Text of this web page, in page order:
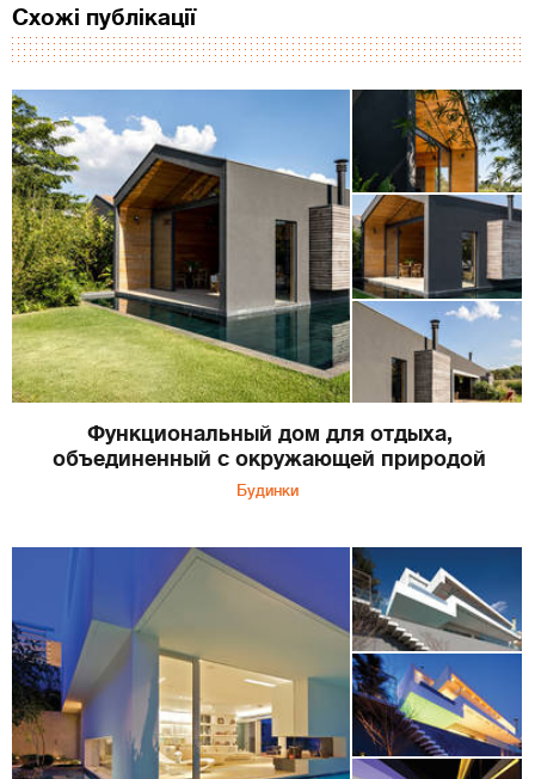
Схожі публікації
Функциональный дом для отдыха,
объединенный с окружающей природой
Будинки